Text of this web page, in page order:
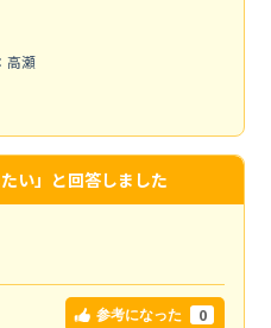
高瀬
い」と回答しました
参考になった 0